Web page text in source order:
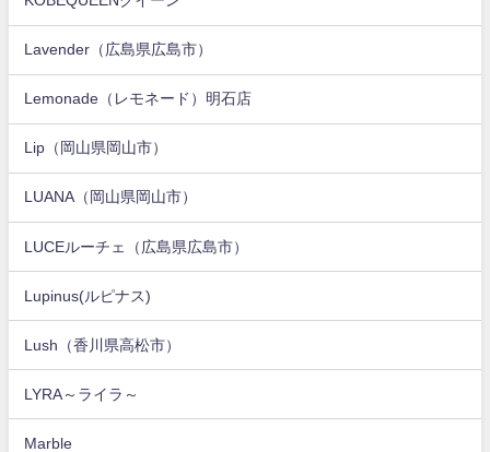
Lavender（広島県広島市）
Lemonade（レモネード）明石店
Lip（岡山県岡山市）
LUANA（岡山県岡山市）
LUCEルーチェ（広島県広島市）
Lupinus(ルピナス)
Lush（香川県高松市）
LYRA～ライラ～
Marble